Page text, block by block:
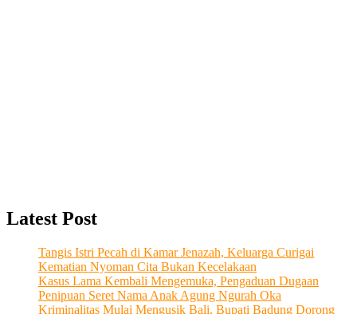
Latest Post
Tangis Istri Pecah di Kamar Jenazah, Keluarga Curigai
Kematian Nyoman Cita Bukan Kecelakaan
Kasus Lama Kembali Mengemuka, Pengaduan Dugaan
Penipuan Seret Nama Anak Agung Ngurah Oka
Kriminalitas Mulai Mengusik Bali, Bupati Badung Dorong